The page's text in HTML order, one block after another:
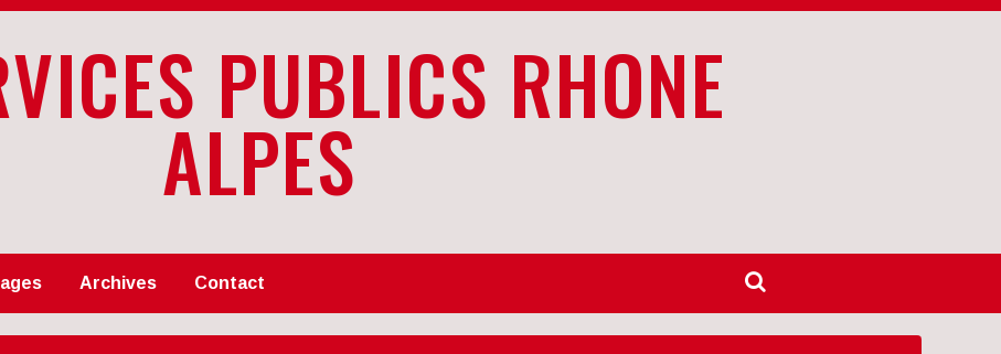
PUBLICS RHONE
ALPES
Archives Contact